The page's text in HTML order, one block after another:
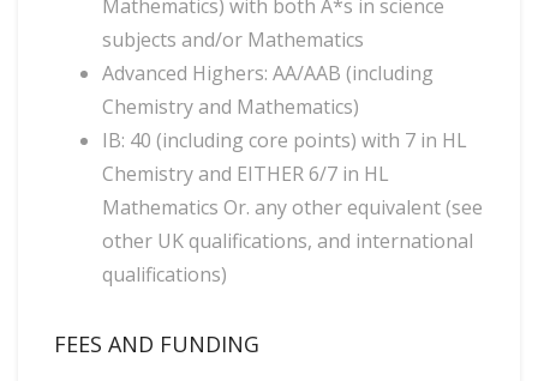
Mathematics) with both A*s in science
subjects and/or Mathematics
Advanced Highers: AA/AAB (including
Chemistry and Mathematics)
IB: 40 (including core points) with 7 in HL
Chemistry and EITHER 6/7 in HL
Mathematics Or. any other equivalent (see
other UK qualifications, and international
qualifications)
FEES AND FUNDING